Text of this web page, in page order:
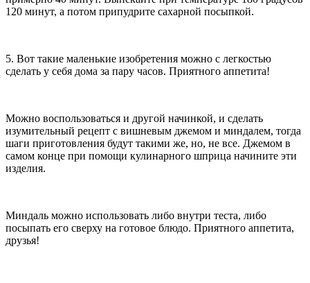
120 минут, а потом припудрите сахарной посыпкой.
5. Вот такие маленькие изобретения можно с легкостью
сделать у себя дома за пару часов. Приятного аппетита!
Можно воспользоваться и другой начинкой, и сделать
изумительный рецепт с вишневым джемом и миндалем, тогда
шаги приготовления будут такими же, но, не все. Джемом в
самом конце при помощи кулинарного шприца начините эти
изделия.
Миндаль можно использовать либо внутри теста, либо
посыпать его сверху на готовое блюдо. Приятного аппетита,
друзья!